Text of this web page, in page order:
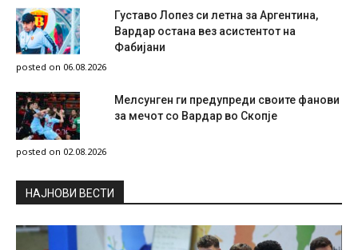
Густаво Лопез си летна за Аргентина,
Вардар остана вез асистентот на
Фабијани
posted on 06.08.2026
Мелсунген ги предупреди своите фанови
за мечот со Вардар во Скопје
posted on 02.08.2026
НAЈНОВИ ВЕСТИ